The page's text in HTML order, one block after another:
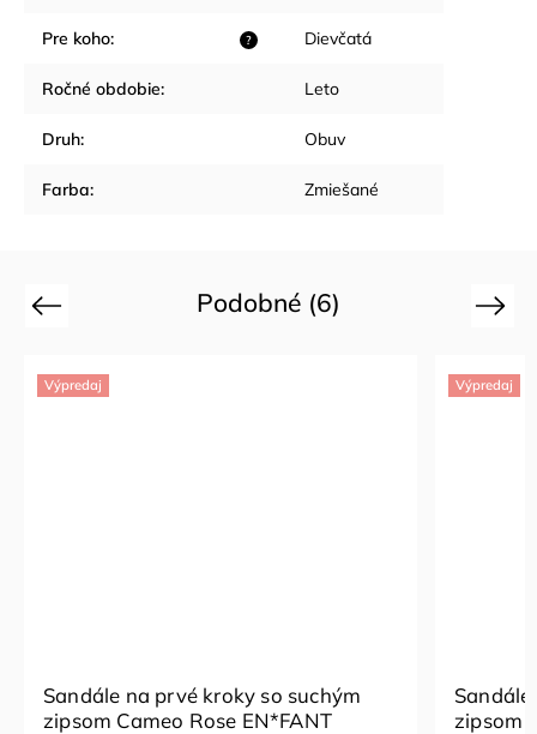
?
Pre koho: Dievčatá
Ročné obdobie: Leto
Druh: Obuv
Farba: Zmiešané
Podobné (6)
Previous
kroky so suchým
EN*FANT
Sandále na prvé kroky so
zipsom Mushroom
Next